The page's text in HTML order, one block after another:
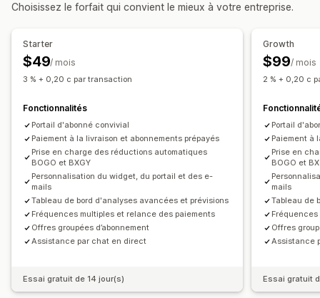
Produits numériques
Produits physiques
Tarification que vous pouvez définir
Paiements récurrents S’abonner et économiser
Tarification dynamique
Boîtes cadeaux Boîtes mystère Packs d’échantillons
Lots de vente incitative
Produits fréquemment achetés ensemble
Produits associés Produits numériques
Produits physiques
Tarification que vous pouvez définir
Tarification fixe
Tarification échelonnée
Seuils de quantités
Réductions en fonction de la quantité
Réductions forfaitaires Réductions en pourcentage
Réductions sur le panier
Expédition gratuite
Abonnements Tarification en gros
Choisissez le forfait qui convient le mieux à votre entreprise.
Starter
$49/ mois
3 % + 0,20 c par transaction
Fonctionnalités
Portail d'abonné convivial
Paiement à la livraison et abonnements prépayés
Prise en charge des réductions automatiques
BOGO et BXGY
Personnalisation du widget, du portail et des e-
mails
Tableau de bord d'analyses avancées et prévisions
Fréquences multiples et relance des paiements
Offres groupées d’abonnement
Assistance par chat en direct
Essai gratuit de 14 jour(s)
Growth
$99/ mois
2 % + 0,20 c
Portail
Paiement à
Prise en
BOGO et
mails
Tableau de
Offres
Assistance
Essai gratuit